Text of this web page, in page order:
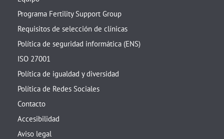
Programa Fertility Support Group
Requisitos de selección de clínicas
Política de seguridad informática (ENS)
ISO 27001
Política de igualdad y diversidad
Política de Redes Sociales
Contacto
Accesibilidad
Aviso legal